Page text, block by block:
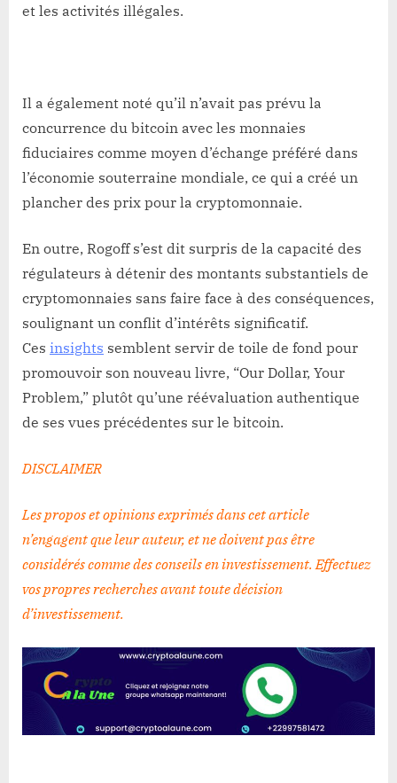
et les activités illégales.
Il a également noté qu’il n’avait pas prévu la
concurrence du bitcoin avec les monnaies
fiduciaires comme moyen d’échange préféré dans
l’économie souterraine mondiale, ce qui a créé un
plancher des prix pour la cryptomonnaie.
En outre, Rogoff s’est dit surpris de la capacité des
régulateurs à détenir des montants substantiels de
cryptomonnaies sans faire face à des conséquences,
soulignant un conflit d’intérêts significatif.
Ces insights semblent servir de toile de fond pour
promouvoir son nouveau livre, “Our Dollar, Your
Problem,” plutôt qu’une réévaluation authentique
de ses vues précédentes sur le bitcoin.
DISCLAIMER
Les propos et opinions exprimés dans cet article
n’engagent que leur auteur, et ne doivent pas être
considérés comme des conseils en investissement. Effectuez
vos propres recherches avant toute décision
d’investissement.